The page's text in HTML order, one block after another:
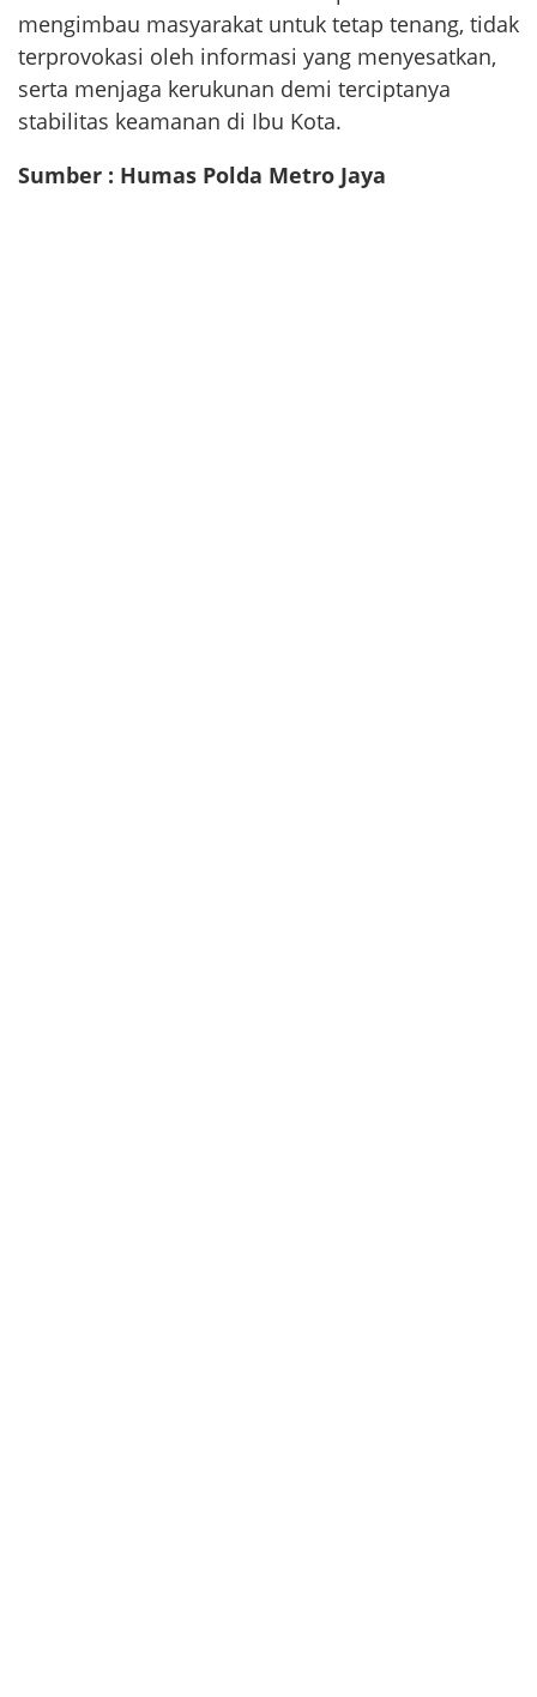
mengimbau masyarakat untuk tetap tenang, tidak
terprovokasi oleh informasi yang menyesatkan,
serta menjaga kerukunan demi terciptanya
stabilitas keamanan di Ibu Kota.
Sumber : Humas Polda Metro Jaya